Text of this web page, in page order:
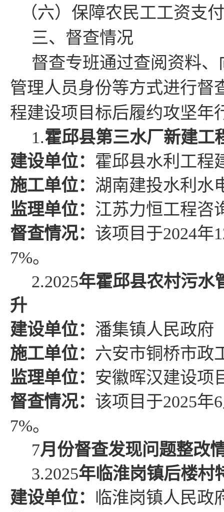
（六） 保障农民工工资支
三、 督查情况
督查专班通过查阅资料
管理人员身份等方式进行督
程建设项目标后履约攻坚年
1.霍邱县第三水厂新建工
建设单位： 霍邱县水利工程
施工单位： 湖南建投水利水
监理单位： 江苏力恒工程咨
督查情况： 该项目于2024年
7%。
2.2025年霍邱县农村污水
升
建设单位： 潘集镇人民政府
施工单位： 六安市铜桥市政
监理单位： 安徽晖汉建设项
督查情况： 该项目于2025年6
7%。
7月份督查发现问题整改
3.2025年临淮岗镇后楼村
建设单位： 临淮岗镇人民政